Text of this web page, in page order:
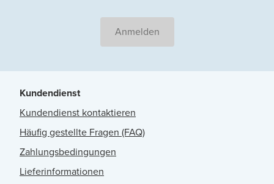
Anmelden
Kundendienst
Kundendienst kontaktieren
Häufig gestellte Fragen (FAQ)
Zahlungsbedingungen
Lieferinformationen